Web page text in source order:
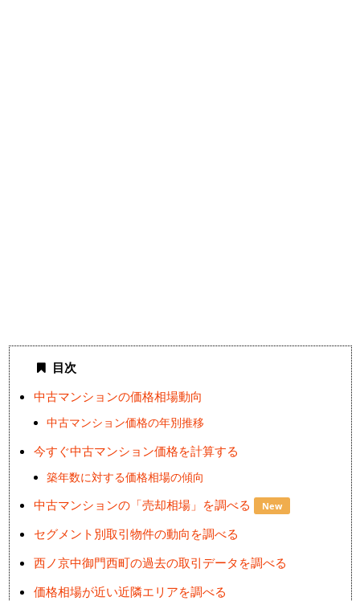
目次
中古マンションの価格相場動向
中古マンション価格の年別推移
今すぐ中古マンション価格を計算する
築年数に対する価格相場の傾向
中古マンションの「売却相場」を調べる New
セグメント別取引物件の動向を調べる
西ノ京中御門西町の過去の取引データを調べる
価格相場が近い近隣エリアを調べる